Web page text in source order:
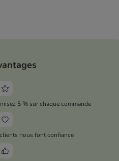
5 % sur chaque commande
nous font confiance